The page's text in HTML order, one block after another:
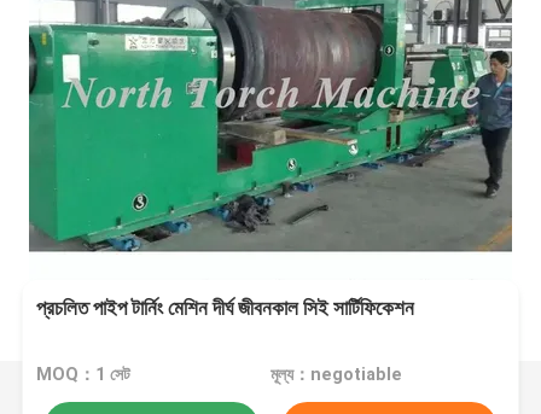
প্রচলিত পাইপ টার্নিং মেশিন দীর্ঘ জীবনকাল সিই সার্টিফিকেশন
MOQ：1 সেট মূল্য：negotiable